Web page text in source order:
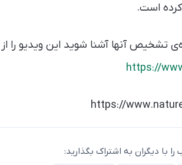
کرده است.
تشخیص آنها آشنا شوید این ویدیو را
https://
https://
با دیگران به اشتراک بگذارید: